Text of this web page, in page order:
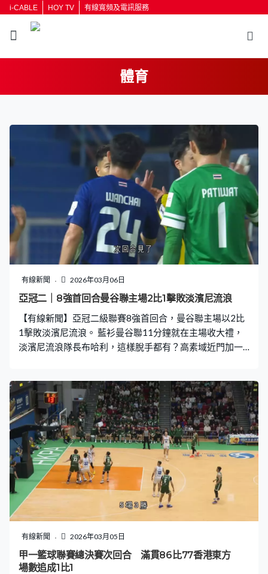
i-CABLE HOY TV 有線寬頻及電訊服務
體育
按輸入鍵開始搜尋
有線新聞 2026年03月06日
亞冠二｜8強首回合曼谷聯主場2比1擊敗淡濱尼流浪
【有線新聞】亞冠二級聯賽8強首回合，曼谷聯主場以2比
1擊敗淡濱尼流浪。 藍衫曼谷聯11分鐘就在主場收大禮，
淡濱尼流浪隊長布哈利，這樣脫手都有？高素域近門加一
順勢抽入，曼谷聯7分鐘後贏到兩球。 很多時候，沒有犯
錯就沒有入球，這場又驗證到了，換邊後輪到曼谷聯的菲
臘美亞出事，被布夏基亞截到，長驅直進，順就自己熨角
了，沒有太多攻勢的淡濱尼流浪，80分鐘追回一球。菲臘
美亞又出醜，控球甩到這樣，送個單刀給東川続，惟有飛
身阻止，這樣礙眼還要爭拗？兩黃一紅。 曼谷聯十人應
戰，總算守住贏2比1，下星期四作客新加坡，次回合見
了。
有線新聞 2026年03月05日
甲一籃球聯賽總決賽次回合 滿貫86比77香港東方
場數追成1比1